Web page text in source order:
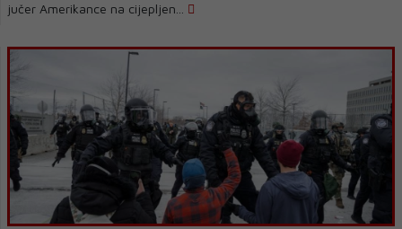
jučer Amerikance na cijepljen...